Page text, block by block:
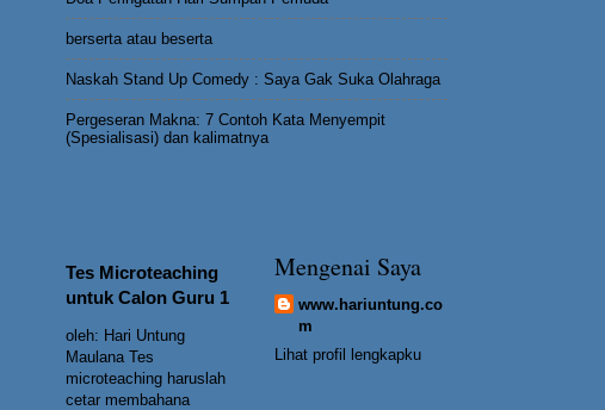
berserta atau beserta
Naskah Stand Up Comedy : Saya Gak Suka Olahraga
Pergeseran Makna: 7 Contoh Kata Menyempit
(Spesialisasi) dan kalimatnya
Tes Microteaching
untuk Calon Guru 1
oleh: Hari Untung
Maulana Tes
microteaching haruslah
cetar membahana
Mengenai Saya
www.hariuntung.co
m
Lihat profil lengkapku